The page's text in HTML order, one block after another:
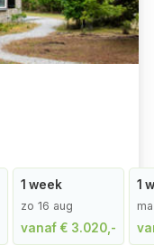
1 week
zo 16 aug
vanaf € 3.020,-
1